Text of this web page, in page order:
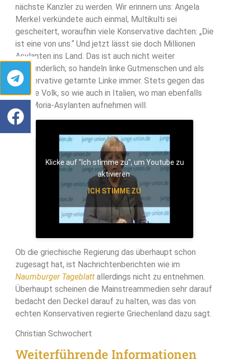
nächste Kanzler zu werden. Wir erinnern uns: Angela
Merkel verkündete auch einmal, Multikulti sei
gescheitert, woraufhin viele Konservative dachten: „Die
ist eine von uns.“ Und jetzt lässt sie doch Millionen
Asylanten ins Land. Das ist auch nicht weiter
verwunderlich; so handeln linke Gutmenschen und als
Konservative getarnte Linke immer. Stets gegen das
eigene Volk, so wie auch in Italien, wo man ebenfalls
300 Moria-Asylanten aufnehmen will.
Klicke auf "Ich stimme zu", um Youtube zu
aktivieren
ICH STIMME ZU
Ob die griechische Regierung das überhaupt schon
zugesagt hat, ist Nachrichtenberichten wie im
Naumburger Tageblatt allerdings nicht zu entnehmen.
Überhaupt scheinen die Mainstreammedien sehr darauf
bedacht den Deckel darauf zu halten, was das von
echten Konservativen regierte Griechenland dazu sagt.
Christian Schwochert
Weiterführende Informationen